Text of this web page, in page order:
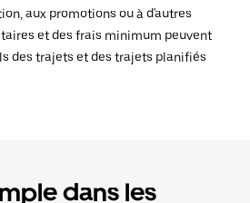
aux promotions ou à d'autres
et des frais minimum peuvent
des trajets et des trajets planifiés
dans les